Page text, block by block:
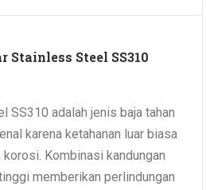
Stainless Steel SS310
SS310 adalah jenis baja tahan
karena ketahanan luar biasa
Kombinasi kandungan
memberikan perlindungan